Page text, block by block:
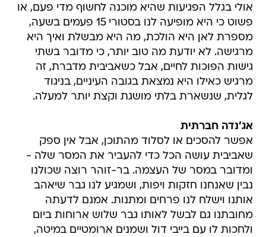
אולי בגלל הפגיעות שהיא מוכנה לחשוף מדי פעם, או
פשוט כי היא מופיעה לנו בסטורי 15 פעמים בשעה,
מספרת לאן היא הולכת, מה היא מבשלת ואיך היא
מרגישה. לא יודעת מה טוב יותר, כי מדובר בשתי
גישות הפוכות לחיים, אבל כשאביבית מדברת, זה
מרגיש כאילו היא נמצאת בגובה העיניים, בניגוד
לגלית, שנשארת בלתי מושגת וקצת יותר למעלה.
אג'נדה חברתית
אפשר להסכים או לסלוד מהתוכן, אבל אין ספק
שאביבית עושה הכל כדי להעביר את המסר שלה -
ומדובר במסר של העצמה. בר-זוהר רוצה שכולנו
נבין שאנחנו חזקות ויפות, ושמגיע לנו גבר שיאהב
אותנו וישלח לנו פרחים ומתנות. אמנם לדעתה
מחובתנו גם לבשל לאותו גבר שלוש ארוחות ביום
ולחכות לו עם בייבי דול ושמנים ארומטיים במיטה,